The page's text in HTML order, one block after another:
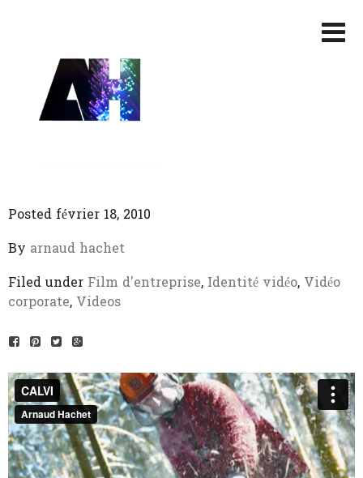
Posted février 18, 2010
By arnaud hachet
Filed under Film d'entreprise, Identité vidéo, Vidéo
corporate, Videos